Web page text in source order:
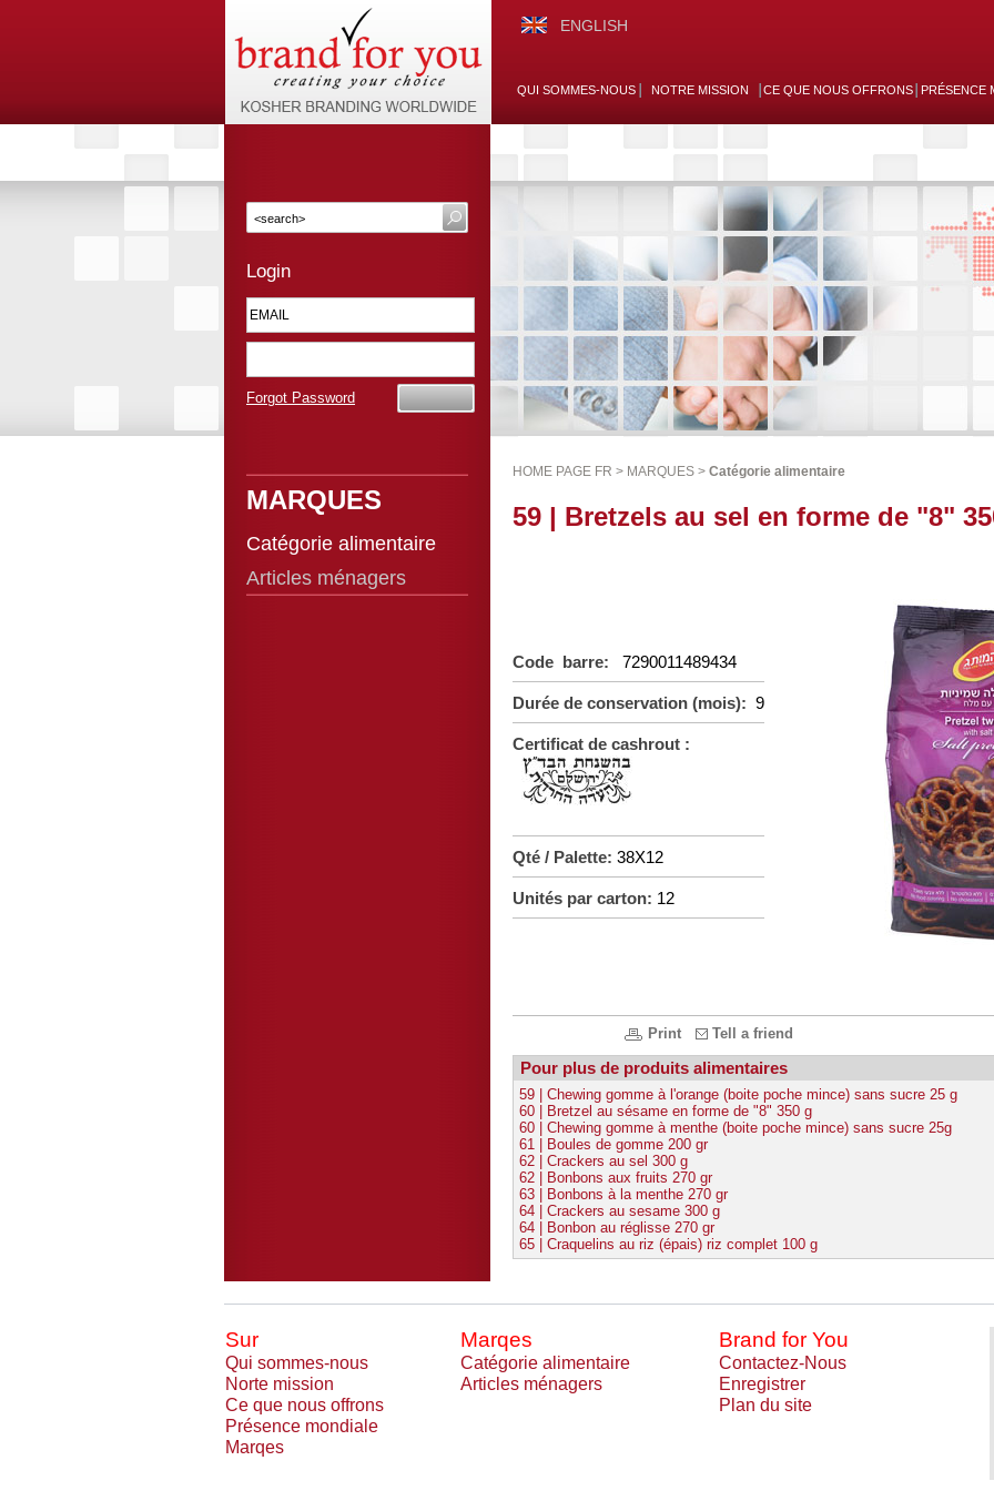
ENGLISH
QUI SOMMES-NOUS NOTRE MISSION CE QUE NOUS OFFRONS PRÉSENCE
Login
Forgot Password
MARQUES
Catégorie alimentaire
Articles ménagers
HOME PAGE FR > MARQUES > Catégorie alimentaire
59 | Bretzels au sel en forme de "8"
Code barre: 7290011489434
Durée de conservation (mois): 9
Certificat de cashrout :
Qté / Palette: 38X12
Unités par carton: 12
Print Tell a friend
Pour plus de produits alimentaires
59 | Chewing gomme à l'orange (boite poche mince) sans sucre 25 g
60 | Bretzel au sésame en forme de "8" 350 g
60 | Chewing gomme à menthe (boite poche mince) sans sucre 25g
61 | Boules de gomme 200 gr
62 | Crackers au sel 300 g
62 | Bonbons aux fruits 270 gr
63 | Bonbons à la menthe 270 gr
64 | Crackers au sesame 300 g
64 | Bonbon au réglisse 270 gr
65 | Craquelins au riz (épais) riz complet 100 g
Sur Marqes Brand for You
Qui sommes-nous Catégorie alimentaire
Contactez-Nous
Norte mission
Articles ménagers
Enregistrer
Ce que nous offrons
Plan du site
Présence mondiale
Marqes